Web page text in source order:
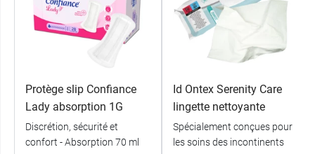
Caractéristiques :
Dispositif médical de classe I
Pour fuites urinaires légères
Absorption 0,5 goutte : 70 ml
Conditionnement :
Sachet de 28 protections
anatomiques
Protège slip Confiance
Lady absorption 1G
Discrétion, sécurité et
confort - Absorption 70 ml
Id Ontex Serenity Care
lingette nettoyante
Spécialement conçues pour
les soins des incontinents